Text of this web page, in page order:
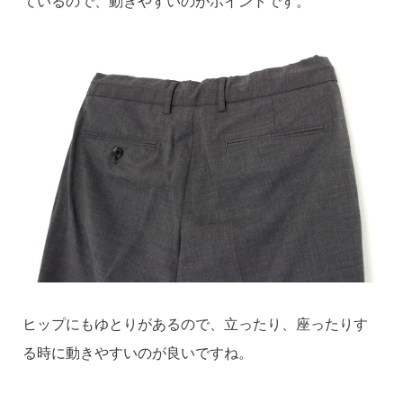
ヒップにもゆとりがあるので、立ったり、座ったりす
る時に動きやすいのが良いですね。